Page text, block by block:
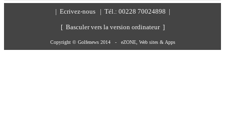
Ecrivez-nous | Tél.: 00228 70024898 |
[ Basculer vers la version ordinateur ]
Copyright © Golfenews 2014 - eZONE, Web sites & Apps